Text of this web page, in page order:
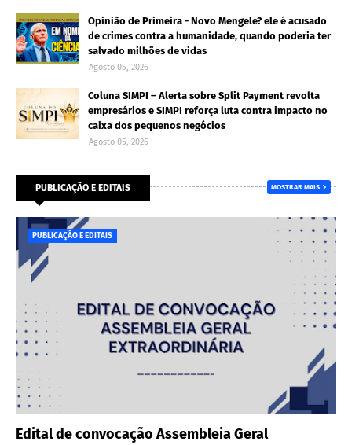
Opinião de Primeira - Novo Mengele? ele é acusado
de crimes contra a humanidade, quando poderia ter
salvado milhões de vidas
Agosto 05, 2026
Coluna SIMPI – Alerta sobre Split Payment revolta
empresários e SIMPI reforça luta contra impacto no
caixa dos pequenos negócios
Agosto 05, 2026
PUBLICAÇÃO E EDITAIS MOSTRAR MAIS
PUBLICAÇÃO E EDITAIS
Edital de convocação Assembleia Geral